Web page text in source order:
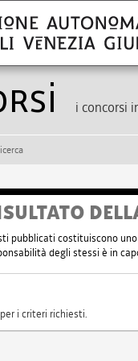
i concorsi
pubblicati costituiscono
degli stessi è in
i criteri richiesti.